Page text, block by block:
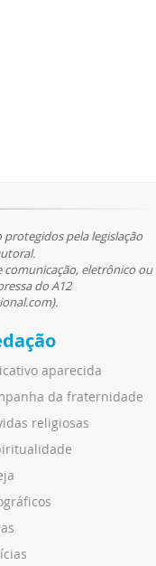
pela legislação
eletrônico ou
do A12
aparecida
da fraternidade
religiosas